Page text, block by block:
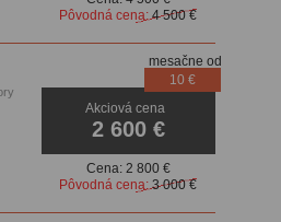
Pôvodná cena:4 500 €
Akciová cena
2 600 €
mesačne od
10 €
Cena:2 800 €
Pôvodná cena:3 000 €